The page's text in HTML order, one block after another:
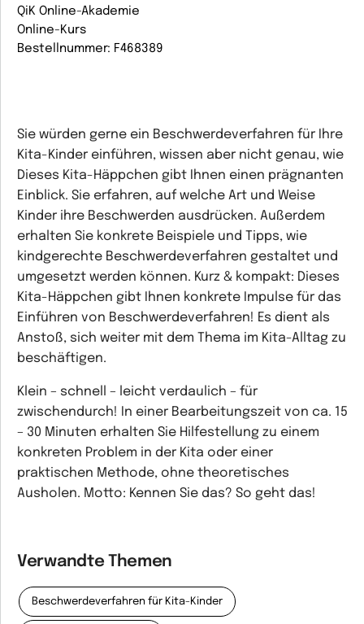
QiK Online-Akademie
Online-Kurs
Bestellnummer: F468389
Sie würden gerne ein Beschwerdeverfahren für Ihre
Kita-Kinder einführen, wissen aber nicht genau, wie
Dieses Kita-Häppchen gibt Ihnen einen prägnanten
Einblick. Sie erfahren, auf welche Art und Weise
Kinder ihre Beschwerden ausdrücken. Außerdem
erhalten Sie konkrete Beispiele und Tipps, wie
kindgerechte Beschwerdeverfahren gestaltet und
umgesetzt werden können. Kurz & kompakt: Dieses
Kita-Häppchen gibt Ihnen konkrete Impulse für das
Einführen von Beschwerdeverfahren! Es dient als
Anstoß, sich weiter mit dem Thema im Kita-Alltag zu
beschäftigen.
Klein – schnell – leicht verdaulich – für
zwischendurch! In einer Bearbeitungszeit von ca. 15
– 30 Minuten erhalten Sie Hilfestellung zu einem
konkreten Problem in der Kita oder einer
praktischen Methode, ohne theoretisches
Ausholen. Motto: Kennen Sie das? So geht das!
Verwandte Themen
Beschwerdeverfahren für Kita-Kinder